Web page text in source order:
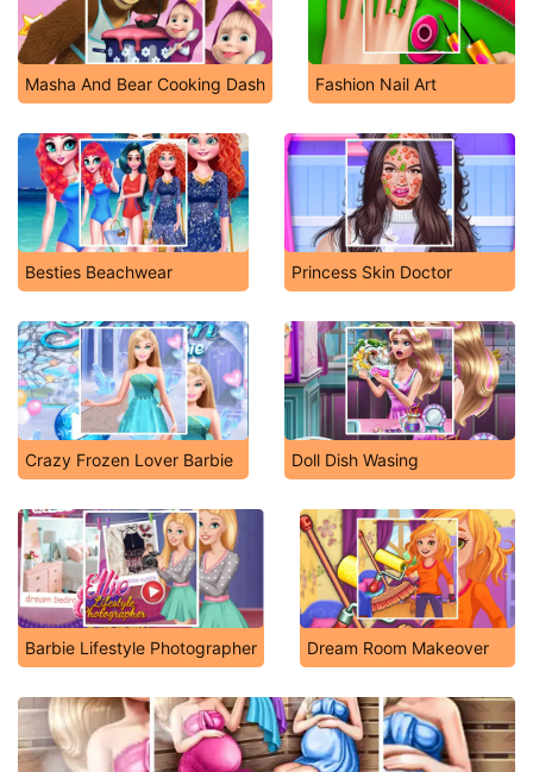
Masha And Bear Cooking Dash Fashion Nail Art
Besties Beachwear Princess Skin Doctor
Crazy Frozen Lover Barbie Doll Dish Wasing
Barbie Lifestyle Photographer Dream Room Makeover